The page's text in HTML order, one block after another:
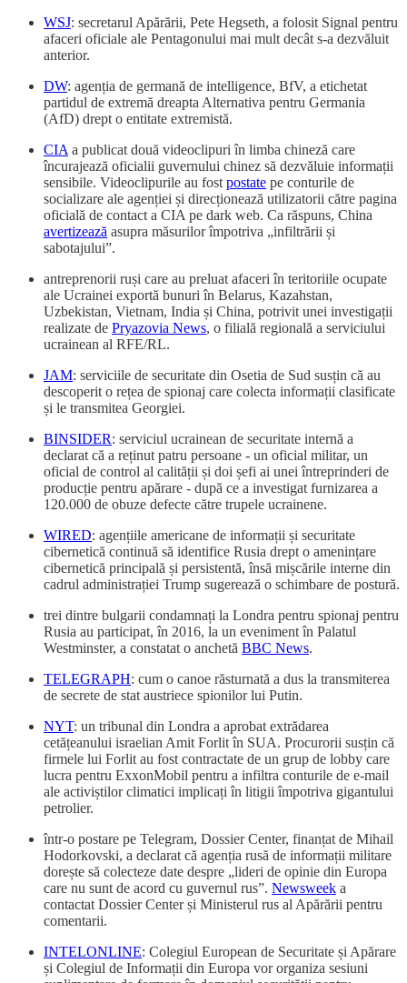
WSJ: secretarul Apărării, Pete Hegseth, a folosit Signal pentru
afaceri oficiale ale Pentagonului mai mult decât s-a dezvăluit
anterior.
DW: agenția de germană de intelligence, BfV, a etichetat
partidul de extremă dreapta Alternativa pentru Germania
(AfD) drept o entitate extremistă.
CIA a publicat două videoclipuri în limba chineză care
încurajează oficialii guvernului chinez să dezvăluie informații
sensibile. Videoclipurile au fost postate pe conturile de
socializare ale agenției și direcționează utilizatorii către pagina
oficială de contact a CIA pe dark web. Ca răspuns, China
avertizează asupra măsurilor împotriva „infiltrării și
sabotajului”.
antreprenorii ruși care au preluat afaceri în teritoriile ocupate
ale Ucrainei exportă bunuri în Belarus, Kazahstan,
Uzbekistan, Vietnam, India și China, potrivit unei investigații
realizate de Pryazovia News, o filială regională a serviciului
ucrainean al RFE/RL.
JAM: serviciile de securitate din Osetia de Sud susțin că au
descoperit o rețea de spionaj care colecta informații clasificate
și le transmitea Georgiei.
BINSIDER: serviciul ucrainean de securitate internă a
declarat că a reținut patru persoane - un oficial militar, un
oficial de control al calității și doi șefi ai unei întreprinderi de
producție pentru apărare - după ce a investigat furnizarea a
120.000 de obuze defecte către trupele ucrainene.
WIRED: agențiile americane de informații și securitate
cibernetică continuă să identifice Rusia drept o amenințare
cibernetică principală și persistentă, însă mișcările interne din
cadrul administrației Trump sugerează o schimbare de postură.
trei dintre bulgarii condamnați la Londra pentru spionaj pentru
Rusia au participat, în 2016, la un eveniment în Palatul
Westminster, a constatat o anchetă BBC News.
TELEGRAPH: cum o canoe răsturnată a dus la transmiterea
de secrete de stat austriece spionilor lui Putin.
NYT: un tribunal din Londra a aprobat extrădarea
cetățeanului israelian Amit Forlit în SUA. Procurorii susțin că
firmele lui Forlit au fost contractate de un grup de lobby care
lucra pentru ExxonMobil pentru a infiltra conturile de e-mail
ale activiștilor climatici implicați în litigii împotriva gigantului
petrolier.
într-o postare pe Telegram, Dossier Center, finanțat de Mihail
Hodorkovski, a declarat că agenția rusă de informații militare
dorește să colecteze date despre „lideri de opinie din Europa
care nu sunt de acord cu guvernul rus”. Newsweek a
contactat Dossier Center și Ministerul rus al Apărării pentru
comentarii.
INTELONLINE: Colegiul European de Securitate și Apărare
și Colegiul de Informații din Europa vor organiza sesiuni